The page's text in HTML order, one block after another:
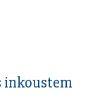
inkoustem